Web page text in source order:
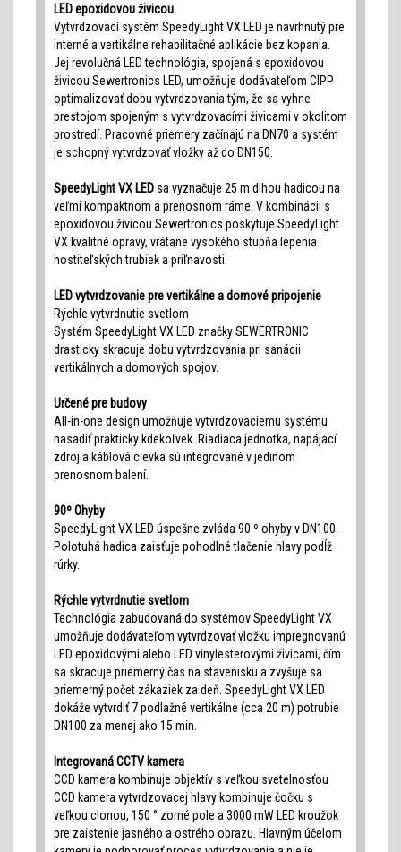
LED epoxidovou živicou.
Vytvrdzovací systém SpeedyLight VX LED je navrhnutý pre
interné a vertikálne rehabilitačné aplikácie bez kopania.
Jej revolučná LED technológia, spojená s epoxidovou
živicou Sewertronics LED, umožňuje dodávateľom CIPP
optimalizovať dobu vytvrdzovania tým, že sa vyhne
prestojom spojeným s vytvrdzovacími živicami v okolitom
prostredí. Pracovné priemery začínajú na DN70 a systém
je schopný vytvrdzovať vložky až do DN150.
SpeedyLight VX LED sa vyznačuje 25 m dlhou hadicou na
veľmi kompaktnom a prenosnom ráme. V kombinácii s
epoxidovou živicou Sewertronics poskytuje SpeedyLight
VX kvalitné opravy, vrátane vysokého stupňa lepenia
hostiteľských trubiek a priľnavosti.
LED vytvrdzovanie pre vertikálne a domové pripojenie
Rýchle vytvrdnutie svetlom
Systém SpeedyLight VX LED značky SEWERTRONIC
drasticky skracuje dobu vytvrdzovania pri sanácii
vertikálnych a domových spojov.
Určené pre budovy
All-in-one design umožňuje vytvrdzovaciemu systému
nasadiť prakticky kdekoľvek. Riadiaca jednotka, napájací
zdroj a káblová cievka sú integrované v jedinom
prenosnom balení.
90º Ohyby
SpeedyLight VX LED úspešne zvláda 90 º ohyby v DN100.
Polotuhá hadica zaisťuje pohodlné tlačenie hlavy podĺž
rúrky.
Rýchle vytvrdnutie svetlom
Technológia zabudovaná do systémov SpeedyLight VX
umožňuje dodávateľom vytvrdzovať vložku impregnovanú
LED epoxidovými alebo LED vinylesterovými živicami, čím
sa skracuje priemerný čas na stavenisku a zvyšuje sa
priemerný počet zákaziek za deň. SpeedyLight VX LED
dokáže vytvrdiť 7 podlažné vertikálne (cca 20 m) potrubie
DN100 za menej ako 15 min.
Integrovaná CCTV kamera
CCD kamera kombinuje objektív s veľkou svetelnosťou
CCD kamera vytvrdzovacej hlavy kombinuje čočku s
veľkou clonou, 150 ° zorné pole a 3000 mW LED kroužok
pre zaistenie jasného a ostrého obrazu. Hlavným účelom